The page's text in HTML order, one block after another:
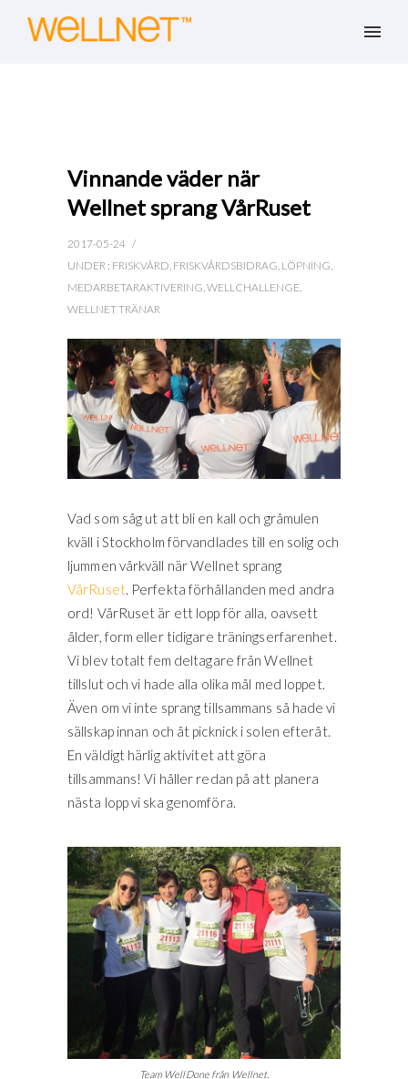
Vinnande väder när
Wellnet sprang VårRuset
2017-05-24 /
UNDER : FRISKVÅRD, FRISKVÅRDSBIDRAG, LÖPNING,
MEDARBETARAKTIVERING,WELLCHALLENGE,
WELLNET TRÄNAR
Vad som såg ut att bli en kall och gråmulen
kväll i Stockholm förvandlades till en solig och
ljummen vårkväll när Wellnet sprang
VårRuset. Perfekta förhållanden med andra
ord! VårRuset är ett lopp för alla, oavsett
ålder, form eller tidigare träningserfarenhet.
Vi blev totalt fem deltagare från Wellnet
tillslut och vi hade alla olika mål med loppet.
Även om vi inte sprang tillsammans så hade vi
sällskap innan och åt picknick i solen efteråt.
En väldigt härlig aktivitet att göra
tillsammans! Vi håller redan på att planera
nästa lopp vi ska genomföra.
Team WellDone från Wellnet.